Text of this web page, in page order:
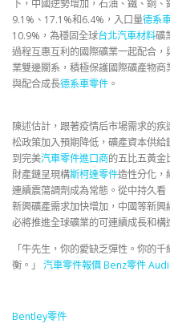
下，中國逆勢增加，石油、鐵、銅、
9.1%、17.1%和6.4%，入口量德系
10.9%，為穩固全球台北汽車材料礦
過程互惠互利的國際礦業一起配合
業雙邊關系，積極保護國際礦產物
與配合成長德系車零件 。
陳述估計，跟著疫情后市場需求的
松政策加入預期降低，礦產資本供
到完美汽車零件進口商的五比五黃金
財產鏈呈現構斯柯達零件造性分化，
連續震蕩調劑成為常態。從中持久
新興礦產需求加快增加，中國等新
必將推進全球礦業的可連續成長和構
「牛先生，你的愛缺乏彈性。你的
衡。」 汽車零件報價Benz零件
Bentley零件